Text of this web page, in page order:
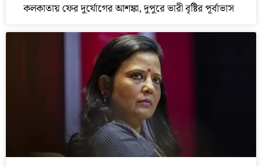
কলকাতায় ফের দুর্যোগের আশঙ্কা, দুপুরে ভারী বৃষ্টির পূর্বাভাস